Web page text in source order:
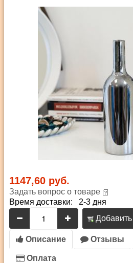
1147,60 руб.
Задать вопрос о товаре
Время доставки: 2-3 дня
Добавить
Описание Отзывы
Оплата